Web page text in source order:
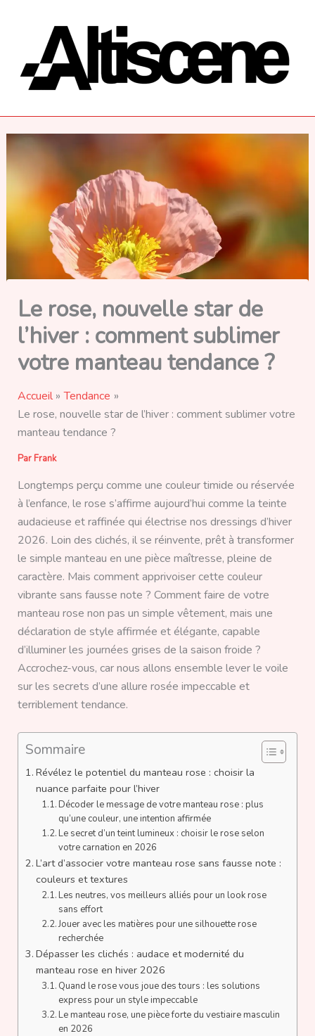
Le rose, nouvelle star de
l’hiver : comment sublimer
votre manteau tendance ?
Accueil
Tendance
Le rose, nouvelle star de l’hiver : comment sublimer votre
manteau tendance ?
Par Frank
Longtemps perçu comme une couleur timide ou réservée
à l’enfance, le rose s’affirme aujourd’hui comme la teinte
audacieuse et raffinée qui électrise nos dressings d’hiver
2026. Loin des clichés, il se réinvente, prêt à transformer
le simple manteau en une pièce maîtresse, pleine de
caractère. Mais comment apprivoiser cette couleur
vibrante sans fausse note ? Comment faire de votre
manteau rose non pas un simple vêtement, mais une
déclaration de style affirmée et élégante, capable
d’illuminer les journées grises de la saison froide ?
Accrochez-vous, car nous allons ensemble lever le voile
sur les secrets d’une allure rosée impeccable et
terriblement tendance.
Sommaire
Révélez le potentiel du manteau rose : choisir la
nuance parfaite pour l’hiver
Décoder le message de votre manteau rose : plus
qu’une couleur, une intention affirmée
Le secret d’un teint lumineux : choisir le rose selon
votre carnation en 2026
L’art d’associer votre manteau rose sans fausse note :
couleurs et textures
Les neutres, vos meilleurs alliés pour un look rose
sans effort
Jouer avec les matières pour une silhouette rose
recherchée
Dépasser les clichés : audace et modernité du
manteau rose en hiver 2026
Quand le rose vous joue des tours : les solutions
express pour un style impeccable
Le manteau rose, une pièce forte du vestiaire masculin
en 2026